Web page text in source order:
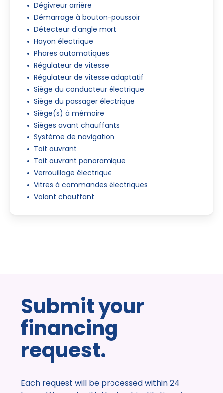
Dégivreur arrière
Démarrage à bouton-poussoir
Détecteur d'angle mort
Hayon électrique
Phares automatiques
Régulateur de vitesse
Régulateur de vitesse adaptatif
Siège du conducteur électrique
Siège du passager électrique
Siège(s) à mémoire
Sièges avant chauffants
Système de navigation
Toit ouvrant
Toit ouvrant panoramique
Verrouillage électrique
Vitres à commandes électriques
Volant chauffant
Submit your
financing
request.
Each request will be processed within 24